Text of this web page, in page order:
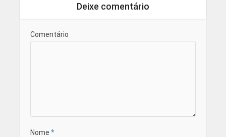
Deixe comentário
Comentário
Nome *